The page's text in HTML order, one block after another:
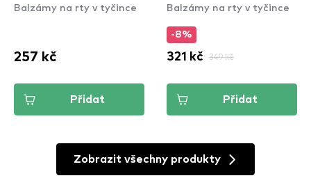
Balzámy na rty v tyčince
257 kč
Přidat
L'Ambre​
Balzámy na rty v tyčince
-8%
321 kč 349 kč
Přidat
Zobrazit všechny produkty